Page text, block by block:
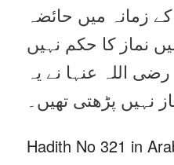
زمانہ میں حائضہ
نماز کا حکم نہیں
اللہ عنہا نے یہ
نہیں پڑھتی تھیں۔
Hadith No 321 in